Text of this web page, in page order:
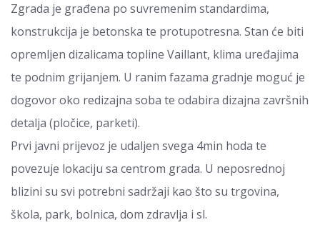
Zgrada je građena po suvremenim standardima,
konstrukcija je betonska te protupotresna. Stan će biti
opremljen dizalicama topline Vaillant, klima uređajima
te podnim grijanjem. U ranim fazama gradnje moguć je
dogovor oko redizajna soba te odabira dizajna završnih
detalja (pločice, parketi).
Prvi javni prijevoz je udaljen svega 4min hoda te
povezuje lokaciju sa centrom grada. U neposrednoj
blizini su svi potrebni sadržaji kao što su trgovina,
škola, park, bolnica, dom zdravlja i sl.